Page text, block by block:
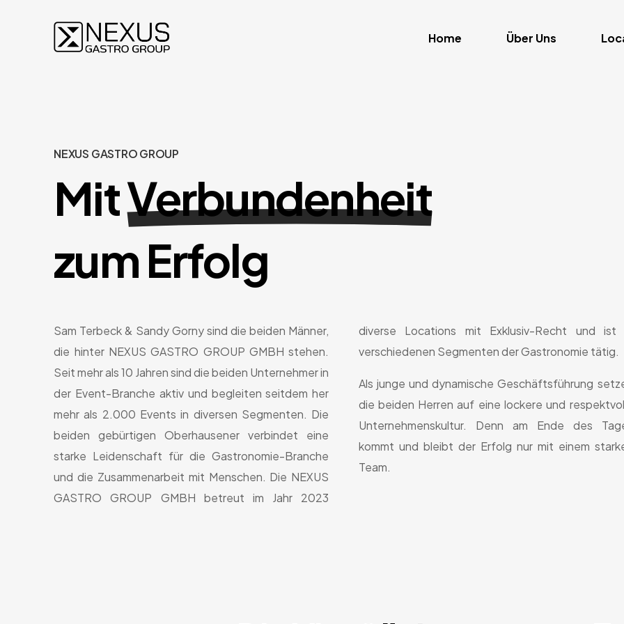
Home Über Uns
NEXUS GASTRO GROUP
MitVerbundenheit
zum Erfolg
Sam Terbeck & Sandy Gorny sind die beiden Männer,
die hinter NEXUS GASTRO GROUP GMBH stehen.
Seit mehr als 10 Jahren sind die beiden Unternehmer in
der Event-Branche aktiv und begleiten seitdem her
mehr als 2.000 Events in diversen Segmenten. Die
beiden gebürtigen Oberhausener verbindet eine
starke Leidenschaft für die Gastronomie-Branche
und die Zusammenarbeit mit Menschen. Die NEXUS
GASTRO GROUP GMBH betreut im Jahr 2023
diverse Locations mit Exklusiv-Recht und ist in
verschiedenen Segmenten der Gastronomie tätig.
Als junge und dynamische Geschäftsführung
die beiden Herren auf eine lockere und
Unternehmenskultur. Denn am Ende des
kommt und bleibt der Erfolg nur mit einem
Team.